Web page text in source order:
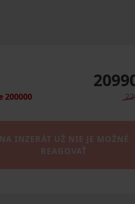
200000
NA INZERÁT UŽ NIE JE MOŽNÉ
REAGOVAŤ